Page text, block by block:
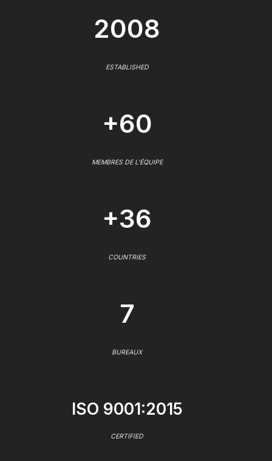
2008
ESTABLISHED
+60
MEMBRES DE L'ÉQUIPE
+36
COUNTRIES
7
BUREAUX
ISO 9001:2015
CERTIFIED